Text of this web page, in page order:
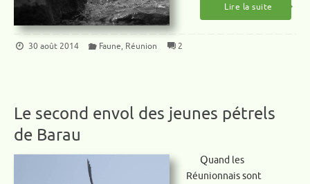
Lire la suite
30 août 2014 Faune, Réunion 2
Le second envol des jeunes pétrels
de Barau
Quand les
Réunionnais sont